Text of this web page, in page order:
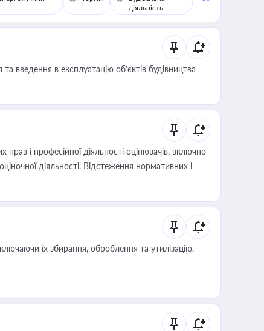
діяльність
введення в експлуатацію об’єктів будівництва
і професійної діяльності оцінювачів, включно
діяльності. Відстеження нормативних і
або бухгалтера під час оподаткування,
суб'єктів оціночної діяльності
їх збирання, оброблення та утилізацію,